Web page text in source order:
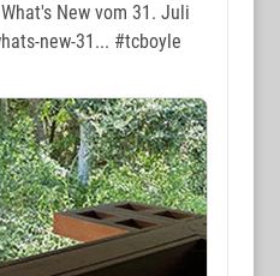
New vom 31. Juli
new-31... #tcboyle